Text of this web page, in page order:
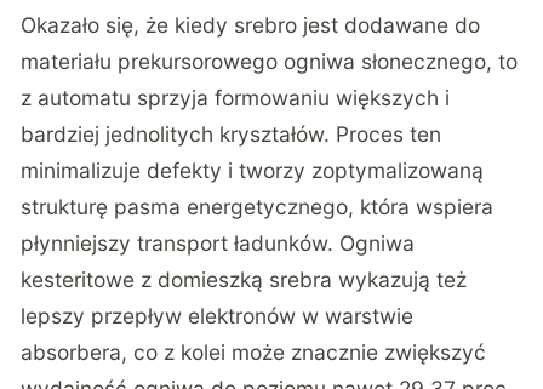
Okazało się, że kiedy srebro jest dodawane do
materiału prekursorowego ogniwa słonecznego, to
z automatu sprzyja formowaniu większych i
bardziej jednolitych kryształów. Proces ten
minimalizuje defekty i tworzy zoptymalizowaną
strukturę pasma energetycznego, która wspiera
płynniejszy transport ładunków. Ogniwa
kesteritowe z domieszką srebra wykazują też
lepszy przepływ elektronów w warstwie
absorbera, co z kolei może znacznie zwiększyć